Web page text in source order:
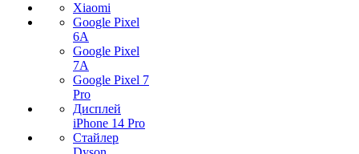
Xiaomi
Google Pixel
6A
Google Pixel
7А
Google Pixel 7
Pro
Дисплей
iPhone 14 Pro
Стайлер